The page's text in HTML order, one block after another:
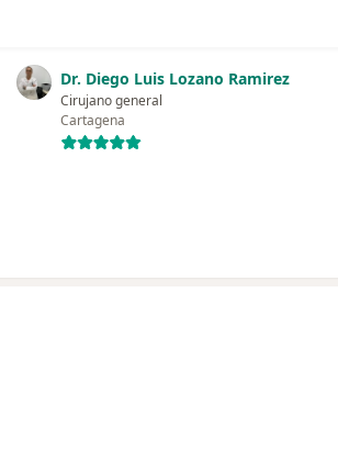
Dr. Diego Luis Lozano Ramirez
Cirujano general
Cartagena